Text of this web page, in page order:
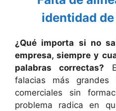
identidad
¿Qué importa si no
empresa, siempre y
palabras correctas?
falacias más grandes
comerciales sin
problema radica en